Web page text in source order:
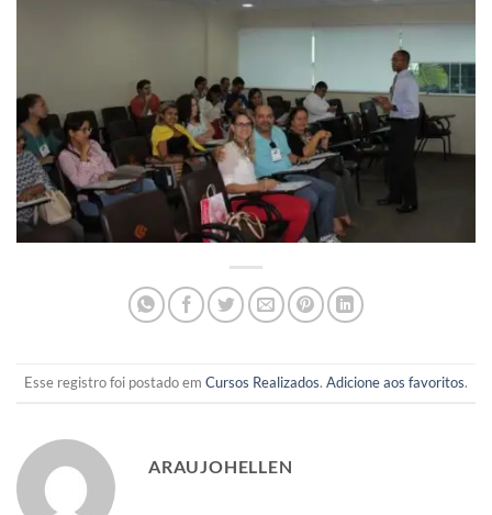
Esse registro foi postado em Cursos Realizados. Adicione aos favoritos.
ARAUJOHELLEN